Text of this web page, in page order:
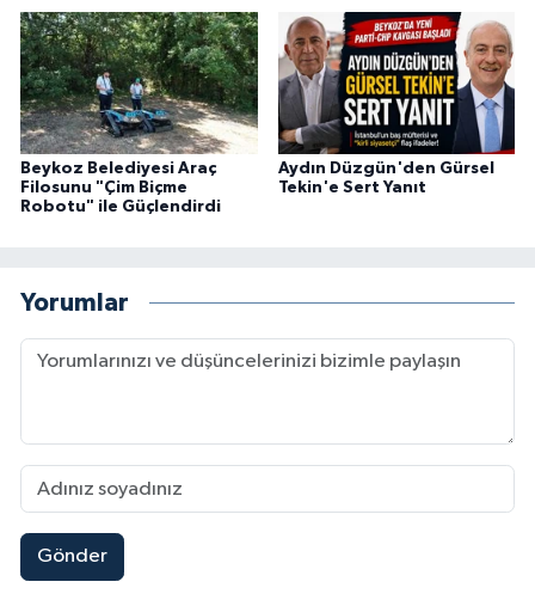
Beykoz Belediyesi Araç
Filosunu "Çim Biçme
Robotu" ile Güçlendirdi
Aydın Düzgün'den Gürsel
Tekin'e Sert Yanıt
Yorumlar
Gönder